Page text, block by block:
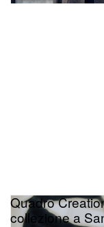
Quadro
collezione a